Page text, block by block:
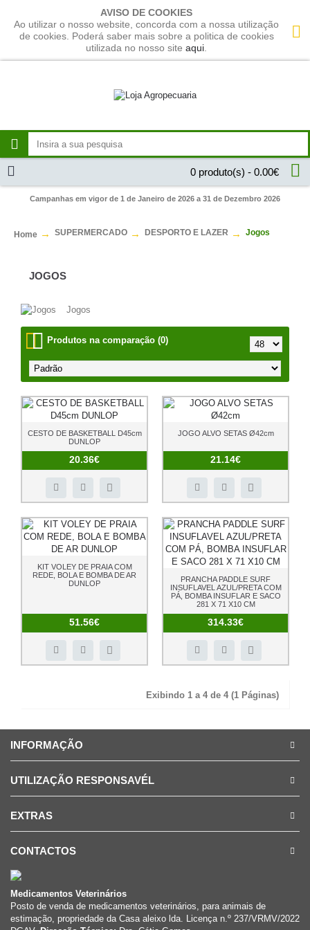
AVISO DE COOKIES
Ao utilizar o nosso website, concorda com a nossa utilização
de cookies. Poderá saber mais sobre a politica de cookies
utilizada no nosso site aqui
0 produto(s) - 0.00€
Campanhas em vigor de 1 de Janeiro de 2026 a 31 de Dezembro 2026
Home SUPERMERCADO DESPORTO E LAZER Jogos
JOGOS
Jogos
Produtos na comparação (0)
CESTO DE BASKETBALL D45cm
DUNLOP
20.36€
JOGO ALVO SETAS Ø42cm
21.14€
KIT VOLEY DE PRAIA COM
REDE, BOLA E BOMBA DE AR
DUNLOP
51.56€
PRANCHA PADDLE SURF
INSUFLAVEL AZUL/PRETA COM
PÁ, BOMBA INSUFLAR E SACO
281 X 71 X10 CM
314.33€
Exibindo 1 a 4 de 4 (1 Páginas)
INFORMAÇÃO
UTILIZAÇÃO RESPONSAVÉL
EXTRAS
CONTACTOS
Medicamentos Veterinários
Posto de venda de medicamentos veterinários, para animais de
estimação, propriedade da Casa aleixo lda. Licença n.º 237/VRMV/2022